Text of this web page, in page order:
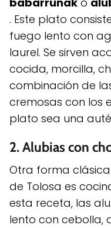
. Este plato
fuego lento con
laurel. Se sirven
cocida, morcilla,
combinación de
cremosas con los
plato sea una
2. Alubias con
Otra forma
de Tolosa es
esta receta, las
lento con cebolla,